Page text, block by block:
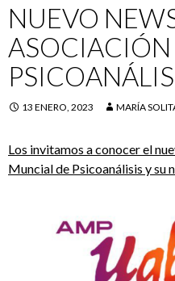
NUEVO
13 ENERO, 2023 MARÍA
Los invitamos a conocer el
Muncial de Psicoanálisis y su